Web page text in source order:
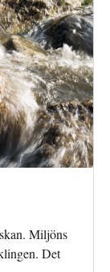
Miljöns
Det